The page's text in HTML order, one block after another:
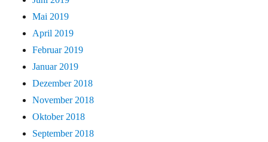
Mai 2019
April 2019
Februar 2019
Januar 2019
Dezember 2018
November 2018
Oktober 2018
September 2018